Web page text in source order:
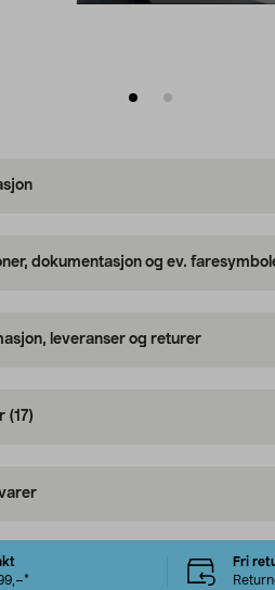
dokumentasjon og ev.
leveranser og returer
(17)
Fri